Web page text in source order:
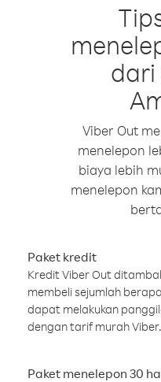
dari
Viber Out
menelepon
biaya lebih
menelepon
Paket kredit
Kredit Viber Out
membeli sejumlah
dapat melakukan
dengan tarif murah Viber.
Paket menelepon 30